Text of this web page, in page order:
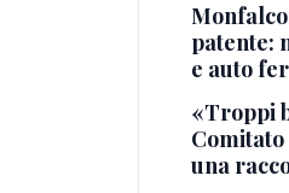
patente:
e auto
«Troppi
una